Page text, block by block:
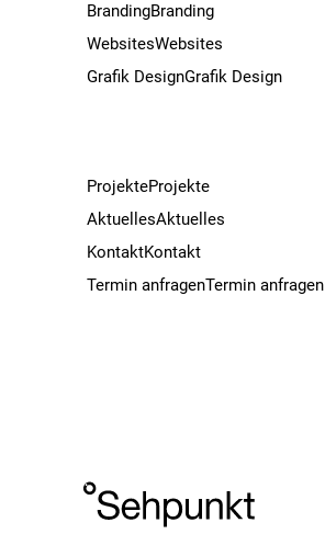
BrandingBranding
WebsitesWebsites
Grafik DesignGrafik Design
ProjekteProjekte
AktuellesAktuelles
KontaktKontakt
Termin anfragenTermin anfragen